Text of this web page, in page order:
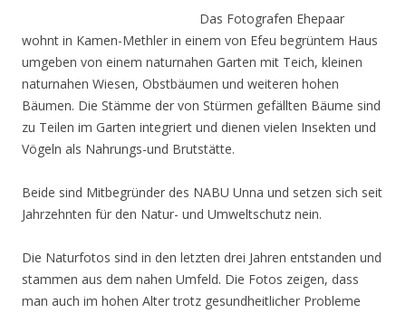
Das Fotografen Ehepaar
wohnt in Kamen-Methler in einem von Efeu begrüntem Haus
umgeben von einem naturnahen Garten mit Teich, kleinen
naturnahen Wiesen, Obstbäumen und weiteren hohen
Bäumen. Die Stämme der von Stürmen gefällten Bäume sind
zu Teilen im Garten integriert und dienen vielen Insekten und
Vögeln als Nahrungs-und Brutstätte.
Beide sind Mitbegründer des NABU Unna und setzen sich seit
Jahrzehnten für den Natur- und Umweltschutz nein.
Die Naturfotos sind in den letzten drei Jahren entstanden und
stammen aus dem nahen Umfeld. Die Fotos zeigen, dass
man auch im hohen Alter trotz gesundheitlicher Probleme